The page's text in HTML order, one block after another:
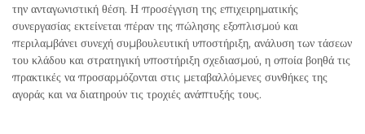
την ανταγωνιστική θέση. Η προσέγγιση της επιχειρηματικής
συνεργασίας εκτείνεται πέραν της πώλησης εξοπλισμού και
περιλαμβάνει συνεχή συμβουλευτική υποστήριξη, ανάλυση των τάσεων
του κλάδου και στρατηγική υποστήριξη σχεδιασμού, η οποία βοηθά τις
πρακτικές να προσαρμόζονται στις μεταβαλλόμενες συνθήκες της
αγοράς και να διατηρούν τις τροχιές ανάπτυξής τους.